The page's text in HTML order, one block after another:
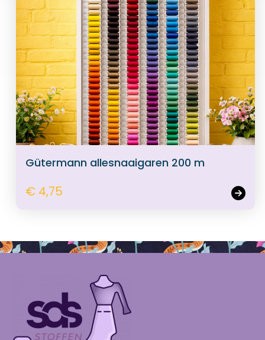
Gütermann allesnaaigaren 200 m
€ 4,75